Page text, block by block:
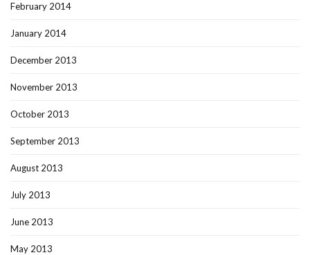
February 2014
January 2014
December 2013
November 2013
October 2013
September 2013
August 2013
July 2013
June 2013
May 2013